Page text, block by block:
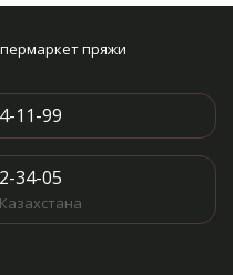
пряжи
11-99
34-05